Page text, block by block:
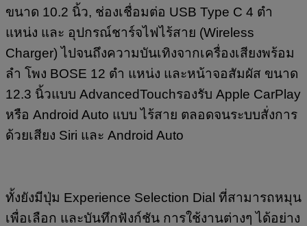
ขนาด 10.2 นิ้ว, ช่องเชื่อมต่อ USB Type C 4 ตำ
แหน่ง และ อุปกรณ์ชาร์จไฟไร้สาย (Wireless
Charger) ไปจนถึงความบันเทิงจากเครื่องเสียงพร้อม
ลำ โพง BOSE 12 ตำ แหน่ง และหน้าจอสัมผัส ขนาด
12.3 นิ้วแบบ AdvancedTouchรองรับ Apple CarPlay
หรือ Android Auto แบบ ไร้สาย ตลอดจนระบบสั่งการ
ด้วยเสียง Siri และ Android Auto
ทั้งยังมีปุ่ม Experience Selection Dial ที่สามารถหมุน
เพื่อเลือก และบันทึกฟังก์ชัน การใช้งานต่างๆ ได้อย่าง